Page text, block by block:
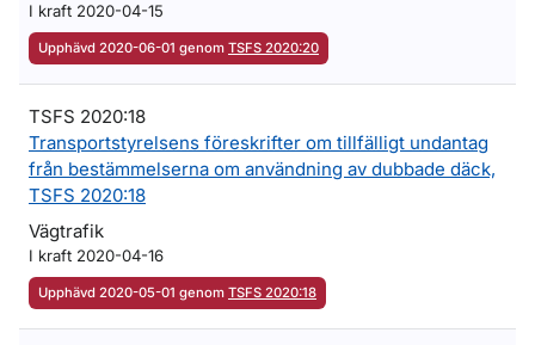
I kraft 2020-04-15
Upphävd 2020-06-01 genom TSFS 2020:20
TSFS 2020:18
Transportstyrelsens föreskrifter om tillfälligt undantag
från bestämmelserna om användning av dubbade däck,
TSFS 2020:18
Vägtrafik
I kraft 2020-04-16
Upphävd 2020-05-01 genom TSFS 2020:18